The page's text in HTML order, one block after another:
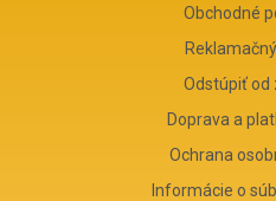
Obchodné
Odstúpiť od
Doprava a
Ochrana
Informácie o